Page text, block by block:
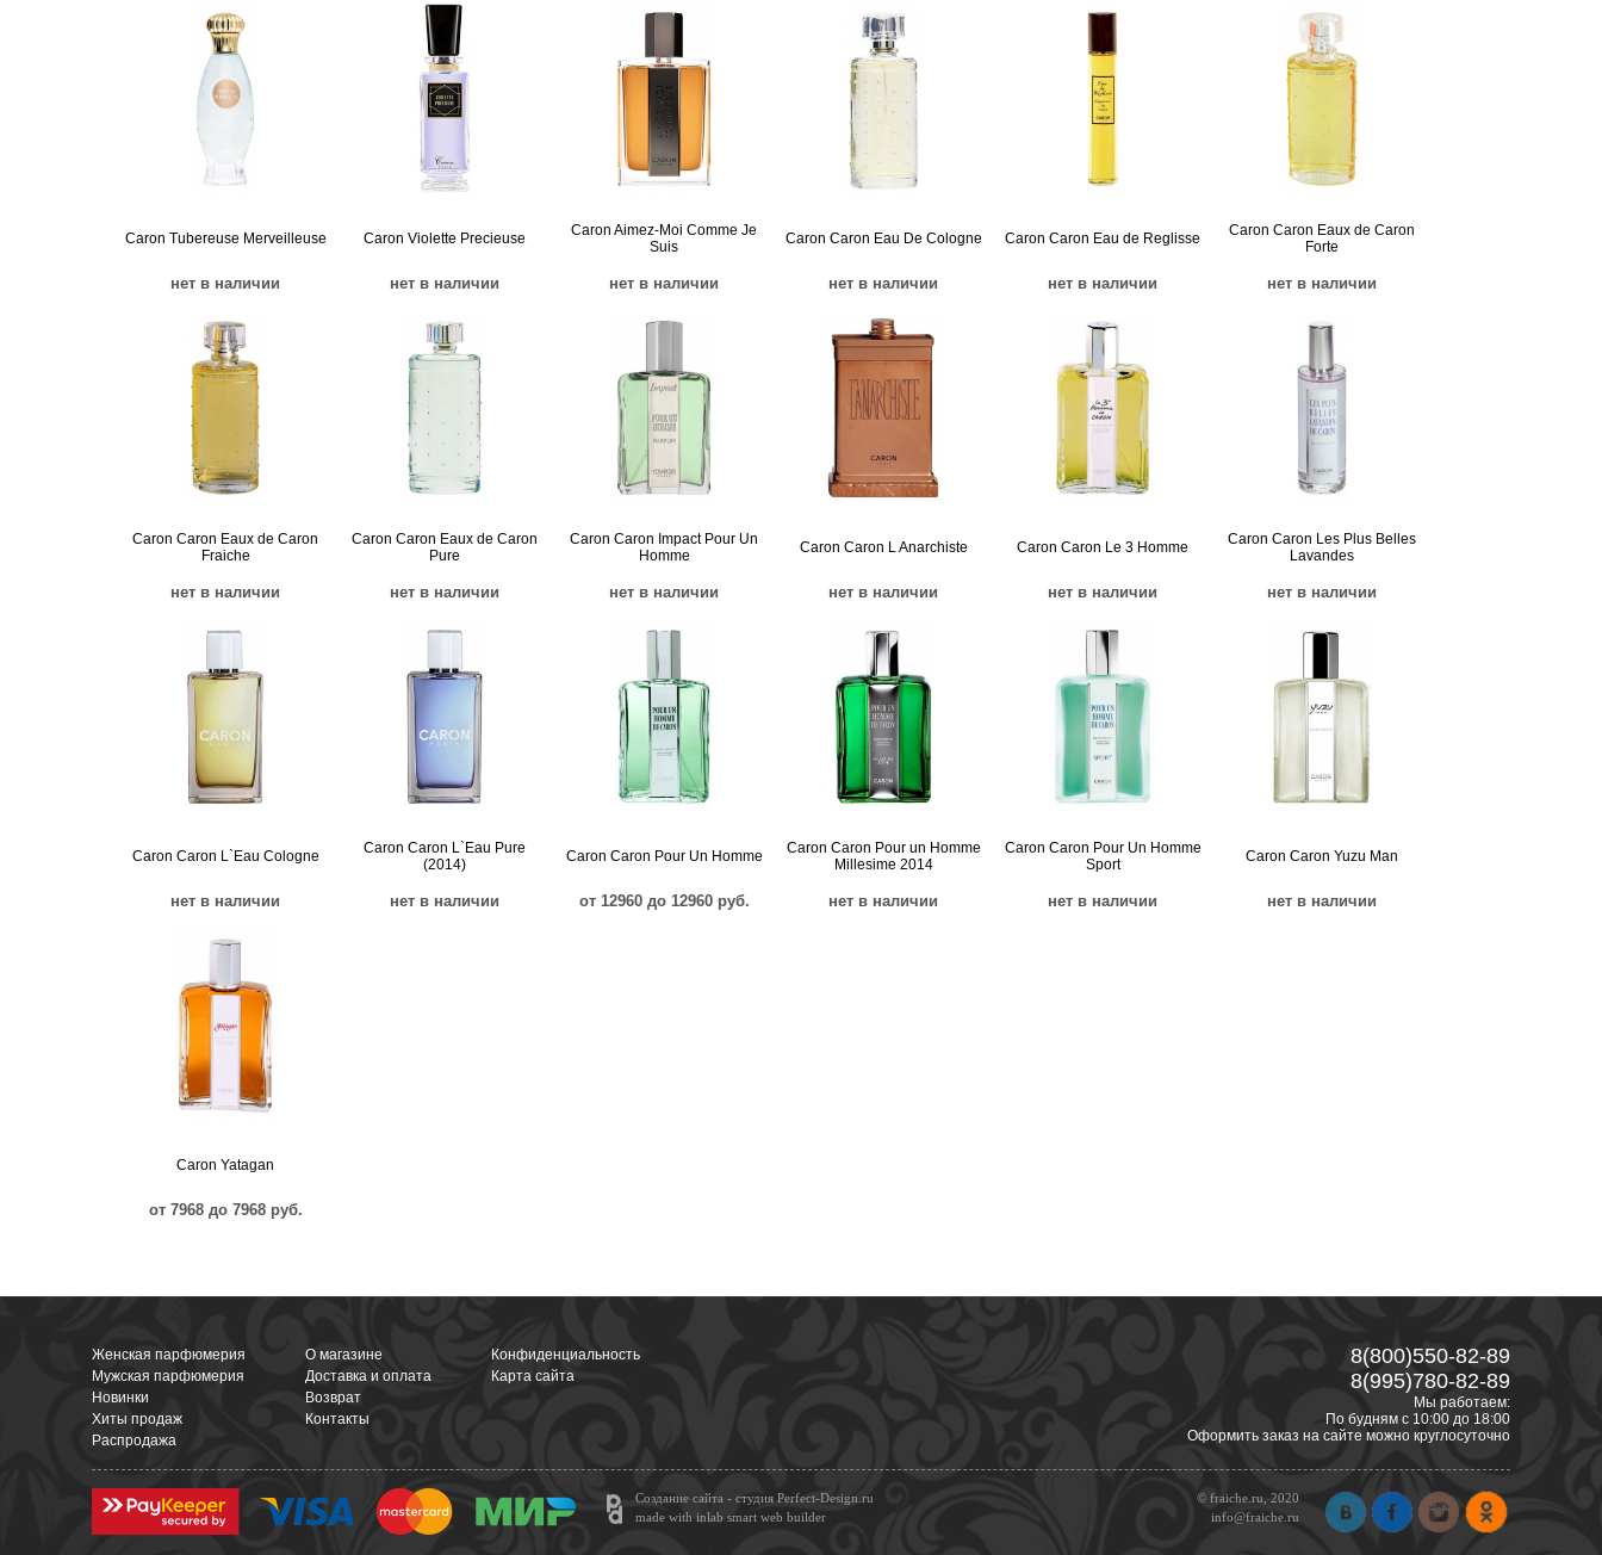
Caron Tubereuse Merveilleuse
нет в наличии
Caron Violette Precieuse
нет в наличии
Caron Aimez-Moi Comme Je
Suis
нет в наличии
Caron Caron Eau De Cologne
нет в наличии
Caron Caron Eau de Reglisse
нет в наличии
Caron Caron Eaux de Caron
Forte
нет в наличии
Caron Caron Eaux de Caron
Fraiche
нет в наличии
Caron Caron Eaux de Caron
Pure
нет в наличии
Caron Caron Impact Pour Un
Homme
нет в наличии
Caron Caron L Anarchiste
нет в наличии
Caron Caron Le 3 Homme
нет в наличии
Caron Caron Les Plus Belles
Lavandes
нет в наличии
Caron Caron L`Eau Cologne
нет в наличии
Caron Caron L`Eau Pure
(2014)
нет в наличии
Caron Caron Pour Un Homme
от 12960 до 12960 руб.
Caron Caron Pour un Homme
Millesime 2014
нет в наличии
Caron Caron Pour Un Homme
Sport
нет в наличии
Caron Caron Yuzu Man
нет в наличии
Caron Yatagan
от 7968 до 7968 руб.
Женская парфюмерия
Мужская парфюмерия
Новинки
Хиты продаж
Распродажа
О магазине
Доставка и оплата
Возврат
Контакты
Конфиденциальность
Карта сайта
8(800)550-82-89
8(995)780-82-89
Мы работаем:
По будням с 10:00 до 18:00
Оформить заказ на сайте можно круглосуточно
Создание сайта - студия Perfect-Design.ru
made with inlab smart web builder
© fraiche.ru, 2020
info@fraiche.ru